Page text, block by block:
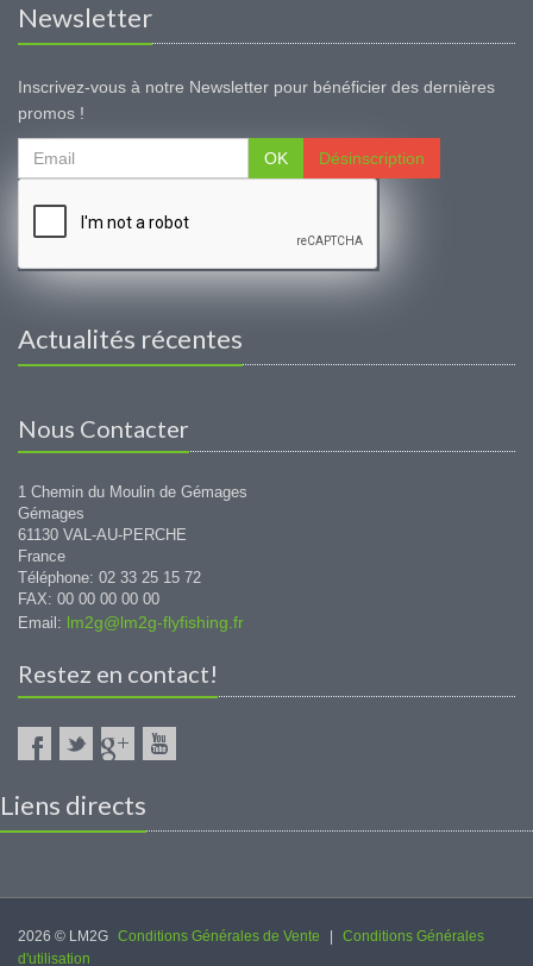
Newsletter
Inscrivez-vous à notre Newsletter pour bénéficier des dernières
promos !
OK Désinscription
Actualités récentes
Nous Contacter
1 Chemin du Moulin de Gémages
Gémages
61130 VAL-AU-PERCHE
France
Téléphone: 02 33 25 15 72
FAX: 00 00 00 00 00
Email: lm2g@lm2g-flyfishing.fr
Restez en contact!
Liens directs
2026 © LM2G Conditions Générales de Vente
Conditions Générales
d'utilisation